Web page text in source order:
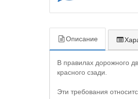
Описание
В правилах дорожного
красного сзади.
Эти требования